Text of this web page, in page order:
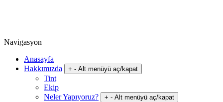
Navigasyon
Anasayfa
Hakkımızda
+ - Alt menüyü aç/kapat
Tint
Ekip
Neler Yapıyoruz?
+ - Alt menüyü aç/kapat